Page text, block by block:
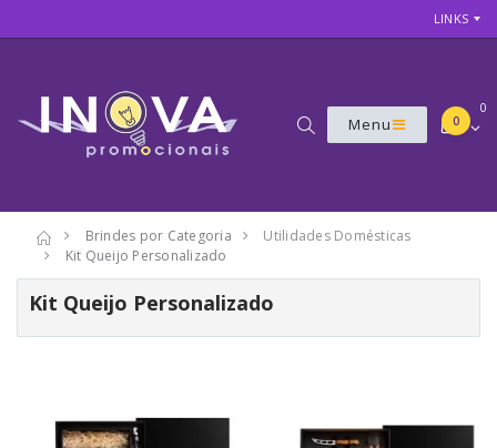
LINKS
Menu
0
0
Brindes por Categoria
Utilidades Domésticas
Kit Queijo Personalizado
Kit Queijo Personalizado